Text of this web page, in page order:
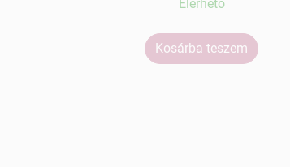
Elérhetõ
Kosárba teszem